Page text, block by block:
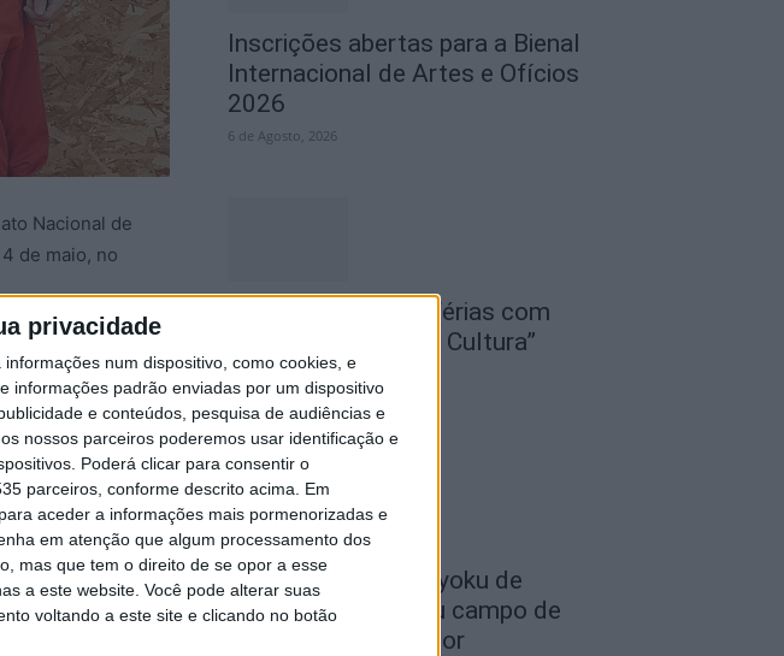
privacidade
num dispositivo, como cookies, e
informações padrão enviadas por um dispositivo
e conteúdos, pesquisa de audiências e
nossos parceiros poderemos usar identificação e
Poderá clicar para consentir o
parceiros, conforme descrito acima. Em
aceder a informações mais pormenorizadas e
em atenção que algum processamento dos
mas que tem o direito de se opor a esse
a este website. Você pode alterar suas
voltando a este site e clicando no botão
Nacional de
de maio, no
qualificação na
Pinto (Juvenil
Feminino
é o
equipa técnica
esperando
Inscrições abertas para a Bienal
Internacional de Artes e Ofícios
2026
6 de Agosto, 2026
Ateliers “Grandes Férias com
Ciência, Desporto e Cultura”
animaram mês de...
6 de Agosto, 2026
Club Deportivo Doryoku de
Salamanca realizou campo de
férias em Penamacor